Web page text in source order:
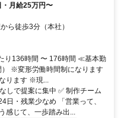
月給25万円〜
ら徒歩3分（本社）
り136時間 〜 176時間 ≪基本勤
※変形労働時間制になります
ります ※現...
しで提案に集中 ✅ 制作チーム
日・残業少なめ 「営業って、
感じて、一歩踏み出...